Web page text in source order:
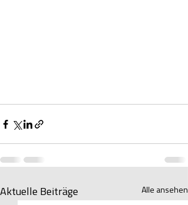
Aktuelle Beiträge Alle ansehen